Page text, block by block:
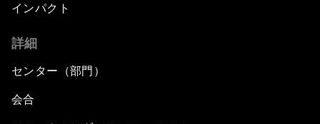
インパクト
詳細
センター（部門）
会合